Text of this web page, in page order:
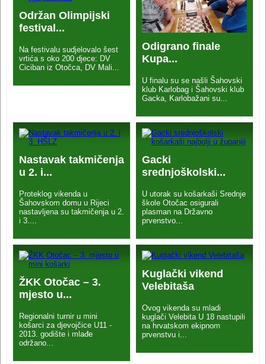
Održan Olimpijski
festival...
Na festivalu sudjelovalo šest
vrtića s oko 200 djece: DV
Ciciban iz Otočca, DV Mali...
Odigrano finale
Kupa...
U finalu su se našli Šahovski
klub Karlobag i Šahovski klub
Gacka, Karlobažani su...
Nastavak takmičenja
u 2. i...
Proteklog vikenda u
Šahovskom domu u Rijeci
nastavljena su takmičenja u 2.
i 3....
Gacki
srednjoškolski...
U utorak su košarkaši Srednje
škole Otočac osigurali
plasman na Državno
prvenstvo...
ŽKK Otočac – 3.
mjesto u...
Regionalni turnir u mini
košarci za djevojčice U11 -
2013. godište i mlađe
održano...
Kuglački vikend
Velebitaša
Ovog vikenda su mladi
kuglači Velebita U 18 nastupili
na hrvatskom ekipnom
prvenstvu i...